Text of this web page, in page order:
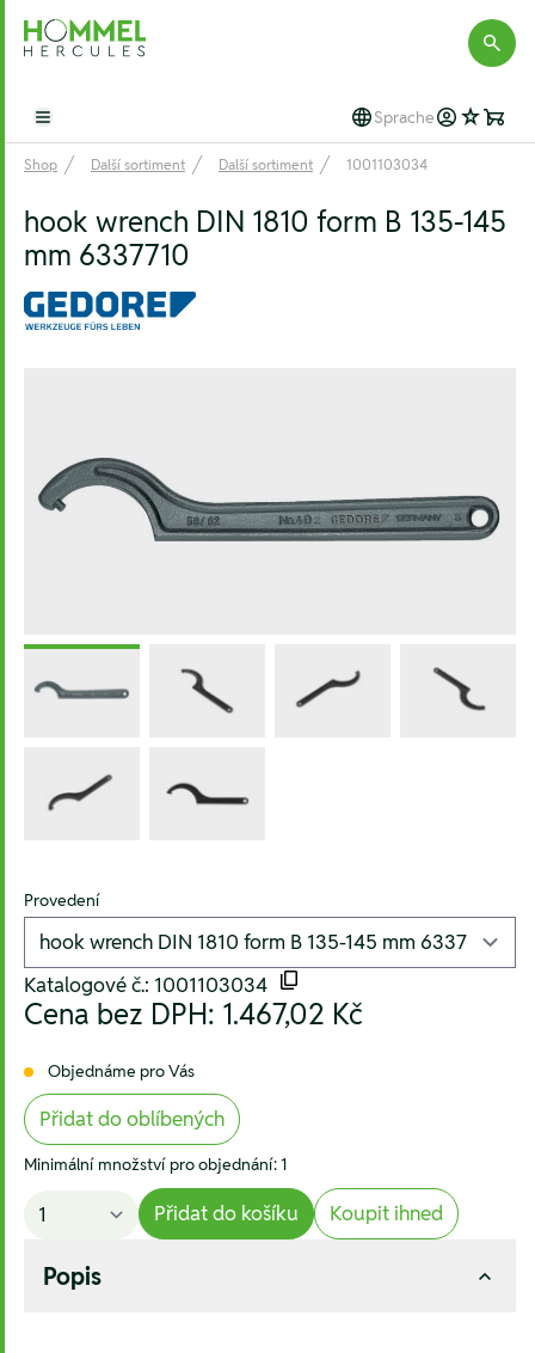
Hommel Hercules
Open main menu Sprache
Shop Další sortiment Další sortiment 1001103034
hook wrench DIN 1810 form B 135-145
mm 6337710
Provedení
Katalogové č.: 1001103034
Cena bez DPH: 1.467,02 Kč
Objednáme pro Vás
Přidat do oblíbených
Minimální množství pro objednání: 1
Přidat do košíku Koupit ihned
Popis